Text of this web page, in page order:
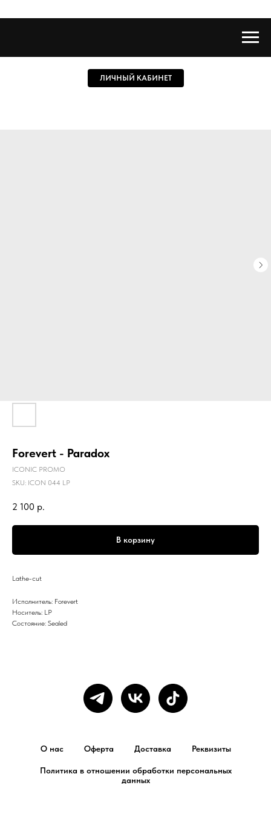
ЛИЧНЫЙ КАБИНЕТ
Forevert - Paradox
ICONIC PROMO
SKU: ICON 044 LP
2 100 р.
В корзину
Lathe-cut
Исполнитель: Forevert
Носитель: LP
Состояние: Sealed
О нас Оферта Доставка Реквизиты
Политика в отношении обработки персональных
данных